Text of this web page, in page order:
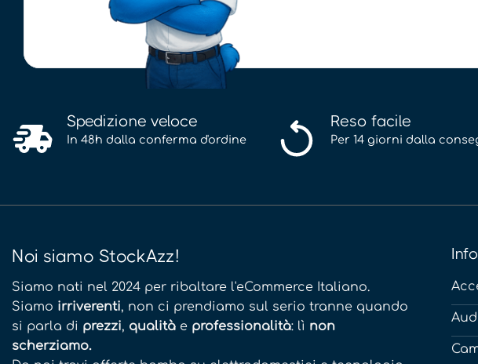
Spedizione veloce
In 48h dalla conferma d'ordine
Reso facile
Per 14 giorni dalla
Noi siamo StockAzz!
Siamo nati nel 2024 per ribaltare l'eCommerce Italiano.
Siamo irriverenti, non ci prendiamo sul serio tranne quando
si parla di prezzi, qualità e professionalità: lì non
scherziamo.